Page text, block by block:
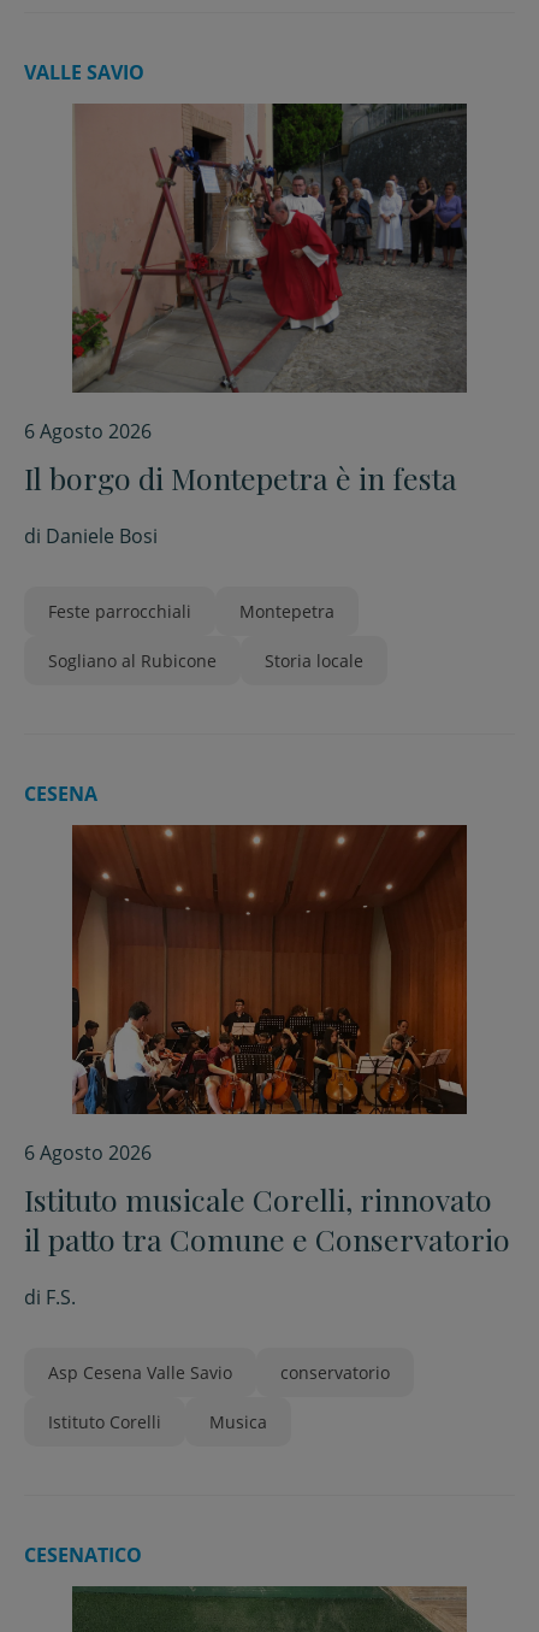
VALLE SAVIO
6 Agosto 2026
Il borgo di Montepetra è in festa
di Daniele Bosi
Feste parrocchiali Montepetra
Sogliano al Rubicone Storia locale
CESENA
6 Agosto 2026
Istituto musicale Corelli, rinnovato
il patto tra Comune e Conservatorio
di F.S.
Asp Cesena Valle Savio conservatorio
Istituto Corelli Musica
CESENATICO